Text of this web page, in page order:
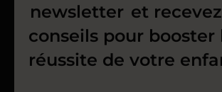
newsletter et
conseils pour booster
réussite de votre